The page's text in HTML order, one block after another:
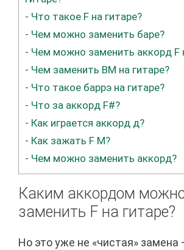
- Что такое F на гитаре?
- Чем можно заменить баре?
- Чем можно заменить аккорд F
- Чем заменить BM на гитаре?
- Что такое баррэ на гитаре?
- Что за аккорд F#?
- Как играется аккорд д?
- Как зажать F M?
- Чем можно заменить аккорд?
Каким аккордом
заменить F на гитаре?
Но это уже не «чистая»